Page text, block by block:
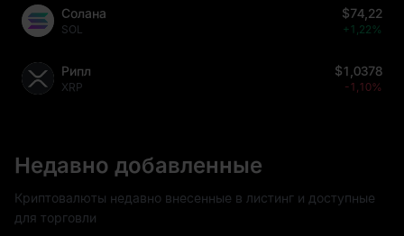
Солана
SOL
$74,22
+1,22%
Рипл
XRP
$1,0378
-1,10%
Недавно добавленные
Криптовалюты недавно внесенные в листинг и доступные
для торговли